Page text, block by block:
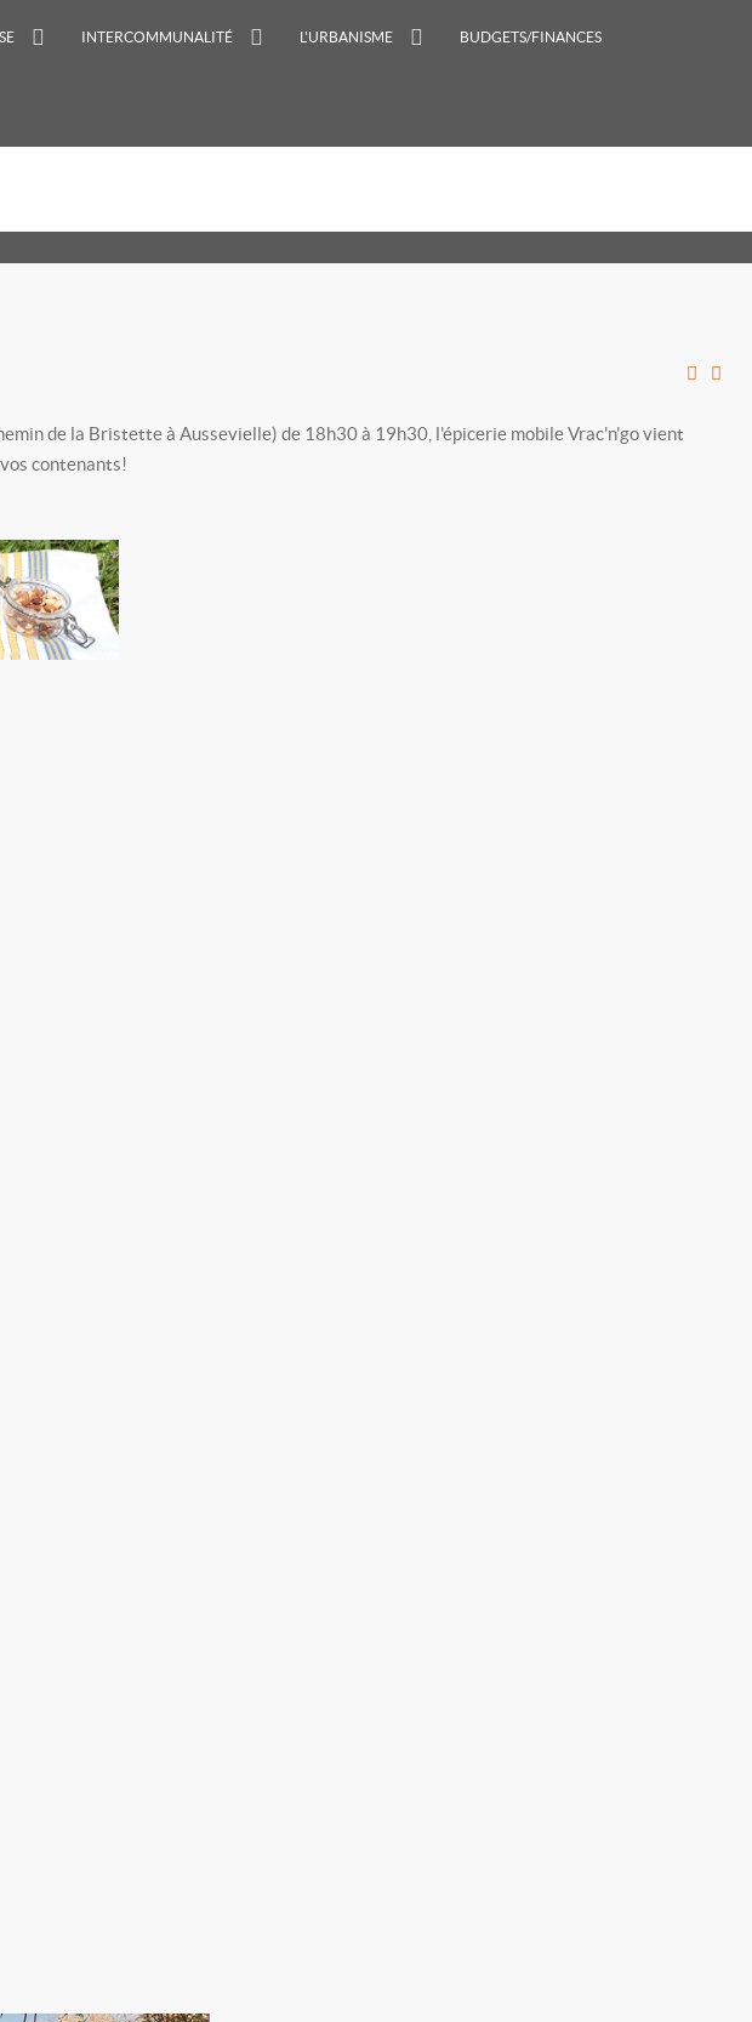
INTERCOMMUNALITÉ L'URBANISME BUDGETS/FINANCES
de la Bristette à Aussevielle) de 18h30 à 19h30, l'épicerie mobile Vrac'n'go vient
contenants!